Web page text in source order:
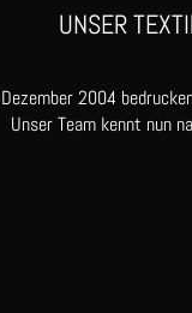
UNSER
2004
Unser Team kennt nun